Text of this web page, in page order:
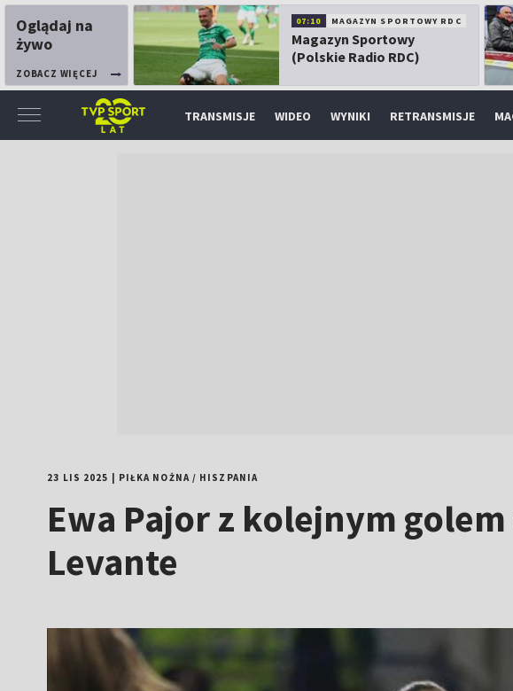
Oglądaj na
żywo
ZOBACZ WIĘCEJ
07:10 MAGAZYN SPORTOWY RDC
Magazyn Sportowy
(Polskie Radio RDC)
TRANSMISJE WIDEO WYNIKI RETRANSMISJE
23 LIS 2025 PIŁKA NOŻNA/ HISZPANIA
Ewa Pajor z kolejnym
Levante